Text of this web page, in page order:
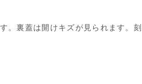
。裏蓋は開けキズが見られます。